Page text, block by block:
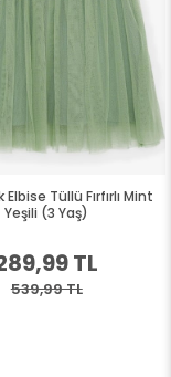
Elbise Tüllü Fırfırlı Mint
Yeşili (3 Yaş)
TL
539,99 TL